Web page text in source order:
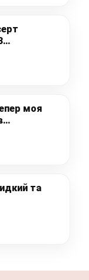
швидкий
моя
та